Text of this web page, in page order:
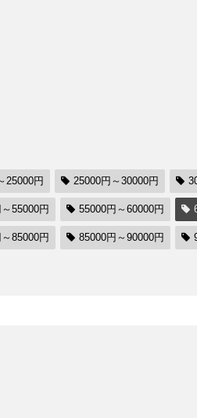
25000円 25000円～30000円
55000円 55000円～60000円
85000円 85000円～90000円